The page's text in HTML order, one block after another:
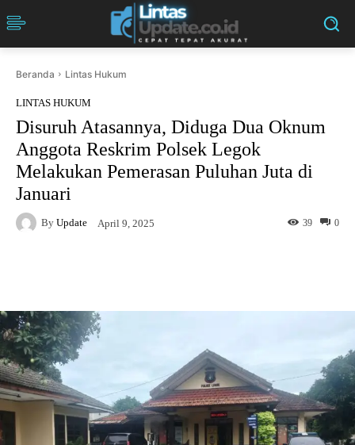
Beranda Lintas Hukum
LINTAS HUKUM
Disuruh Atasannya, Diduga Dua Oknum
Anggota Reskrim Polsek Legok
Melakukan Pemerasan Puluhan Juta di
Januari
By Update April 9, 2025 0
39